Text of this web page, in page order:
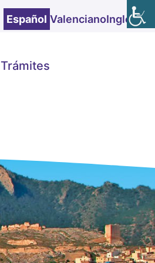
Español ValencianoInglés
Trámites